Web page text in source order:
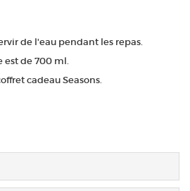
de l'eau pendant les repas.
est de 700 ml.
cadeau Seasons.